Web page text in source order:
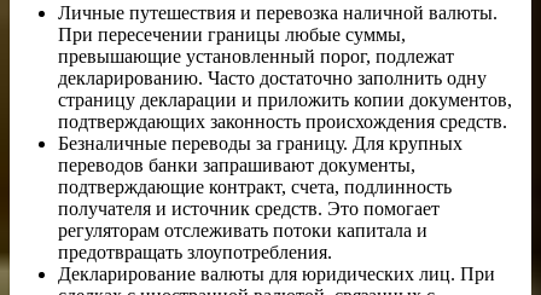
Личные путешествия и перевозка наличной валюты.
При пересечении границы любые суммы,
превышающие установленный порог, подлежат
декларированию. Часто достаточно заполнить одну
страницу декларации и приложить копии документов,
подтверждающих законность происхождения средств.
Безналичные переводы за границу. Для крупных
переводов банки запрашивают документы,
подтверждающие контракт, счета, подлинность
получателя и источник средств. Это помогает
регуляторам отслеживать потоки капитала и
предотвращать злоупотребления.
Декларирование валюты для юридических лиц. При